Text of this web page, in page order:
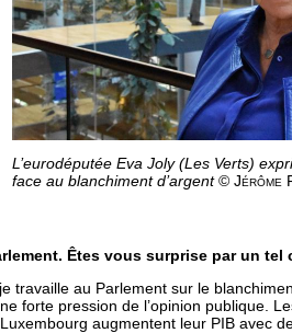
L’eurodéputée Eva Joly (Les Verts)
face au blanchiment d’argent © Jérôme
Êtes vous surprise par un tel
travaille au Parlement sur le
forte pression de l’opinion publique.
augmentent leur PIB avec